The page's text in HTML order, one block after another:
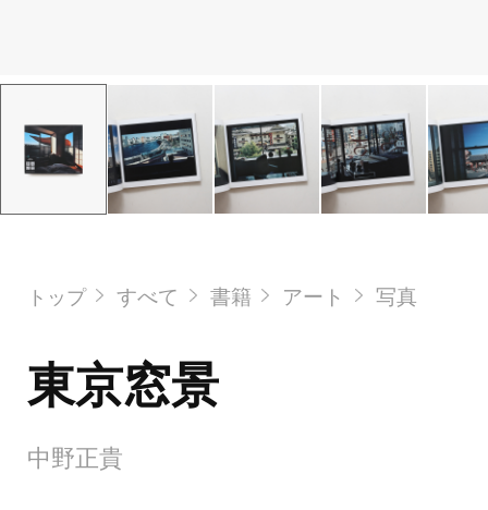
トップ すべて 書籍 アート 写真
東京窓景
中野正貴